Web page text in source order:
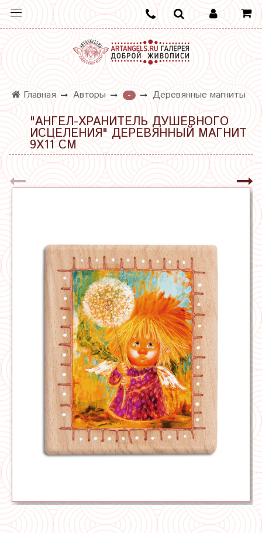
Главная Авторы - Деревянные магниты
"АНГЕЛ-ХРАНИТЕЛЬ ДУШЕВНОГО
ИСЦЕЛЕНИЯ" ДЕРЕВЯННЫЙ МАГНИТ
9Х11 СМ